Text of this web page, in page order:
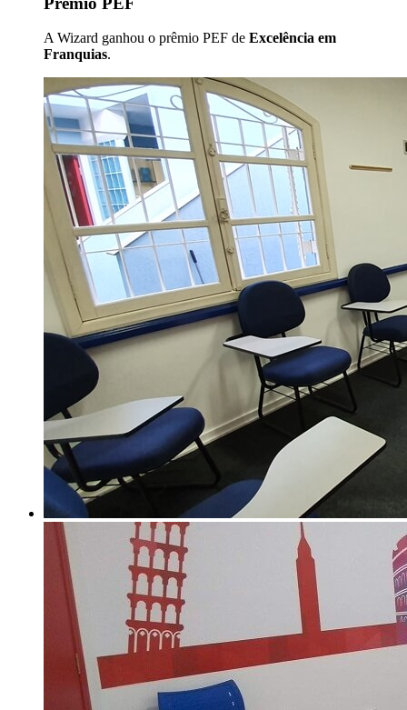
A Wizard ganhou o prêmio PEF de Excelência em
Franquias.